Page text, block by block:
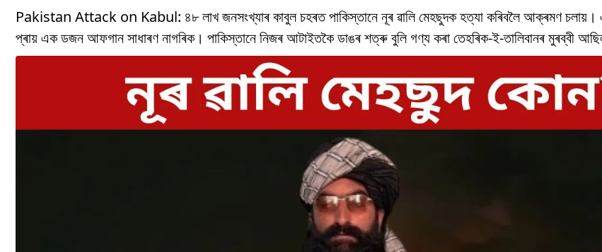
Pakistan Attack on Kabul: ৪৮ লাখ জনসংখ্যাৰ কাবুল চহৰত পাকিস্তানে নূৰ ৱালি মেহছুদক হত্যা কৰিবলৈ আক্ৰমণ চলায়।
প্ৰায় এক ডজন আফগান সাধাৰণ নাগৰিক। পাকিস্তানে নিজৰ আটাইতকৈ ডাঙৰ শত্ৰু বুলি গণ্য কৰা তেহৰিক-ই-তালিবানৰ মুৰব্বী